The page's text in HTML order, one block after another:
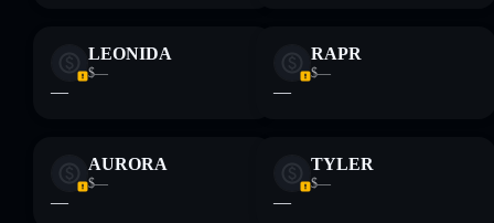
LEONIDA
$—
—
RAPR
$—
—
AURORA
$—
—
TYLER
$—
—